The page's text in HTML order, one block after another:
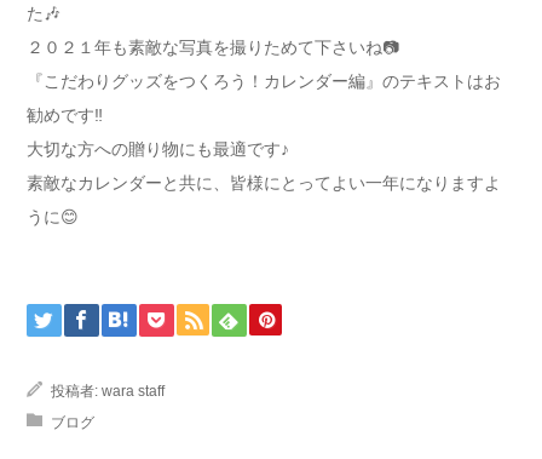
た🎶
２０２１年も素敵な写真を撮りためて下さいね📷
『こだわりグッズをつくろう！カレンダー編』のテキストはお
勧めです‼
大切な方への贈り物にも最適です♪
素敵なカレンダーと共に、皆様にとってよい一年になりますよ
うに😊
投稿者: wara staff
ブログ